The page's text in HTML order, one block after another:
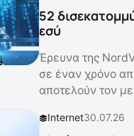
52
εσύ
Έρευνα της
σε έναν χρόνο
αποτελούν τον
Internet30.07.26